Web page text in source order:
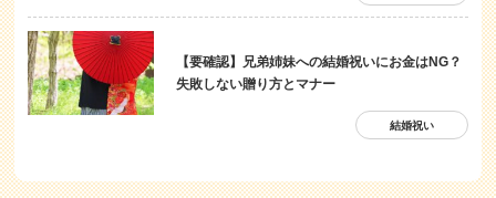
【要確認】兄弟姉妹への結婚祝いにお金はNG？
失敗しない贈り方とマナー
結婚祝い